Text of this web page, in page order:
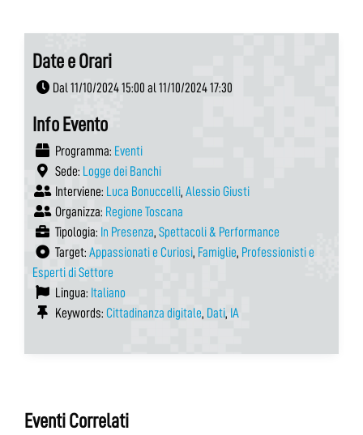
Date e Orari
Dal 11/10/2024 15:00 al 11/10/2024 17:30
Info Evento
Programma: Eventi
Sede: Logge dei Banchi
Interviene: Luca Bonuccelli, Alessio Giusti
Organizza: Regione Toscana
Tipologia: In Presenza, Spettacoli & Performance
Target: Appassionati e Curiosi, Famiglie, Professionisti e
Esperti di Settore
Lingua: Italiano
Keywords: Cittadinanza digitale, Dati, IA
Eventi Correlati